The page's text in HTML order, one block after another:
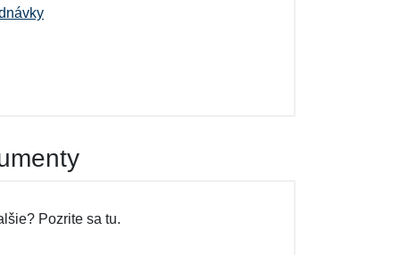
Pozrite sa tu.